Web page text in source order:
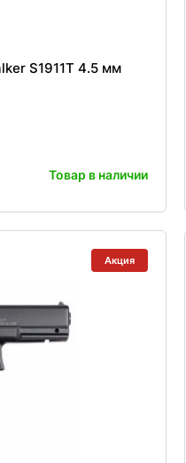
S1911T 4.5 мм
Товар в наличии
Акция